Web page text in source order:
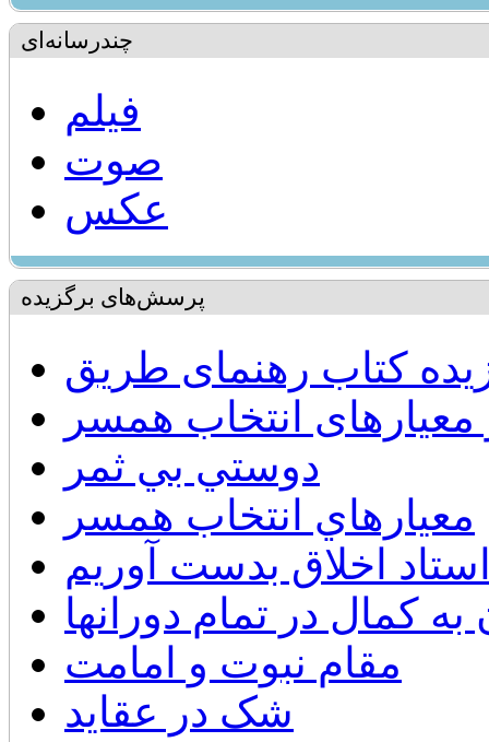
چندرسانه‌ای
فیلم
صوت
عکس
پرسش‌های برگزیده
کتاب رهنمای طریق
معیارهای انتخاب همسر
دوستي بي ثمر
معيارهاي انتخاب همسر
اخلاق بدست آوریم
کمال در تمام دورانها
مقام نبوت و امامت
شک در عقاید